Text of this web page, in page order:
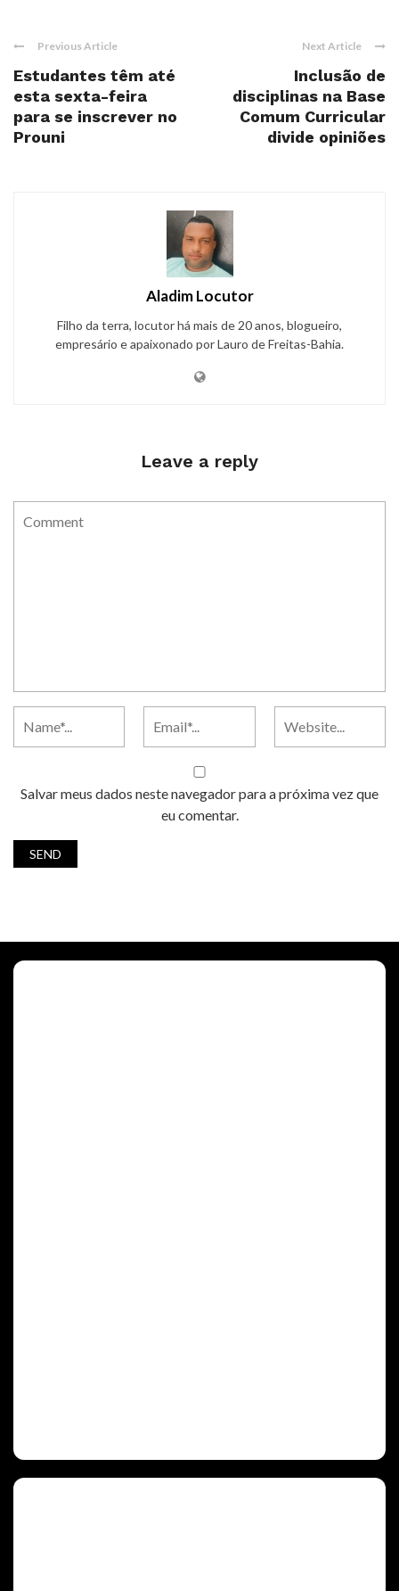
Previous Article
Estudantes têm até
esta sexta-feira
para se inscrever no
Prouni
Next Article
Inclusão de
disciplinas na Base
Comum Curricular
divide opiniões
Aladim Locutor
Filho da terra, locutor há mais de 20 anos, blogueiro,
empresário e apaixonado por Lauro de Freitas-Bahia.
Leave a reply
Salvar meus dados neste navegador para a próxima vez que
eu comentar.